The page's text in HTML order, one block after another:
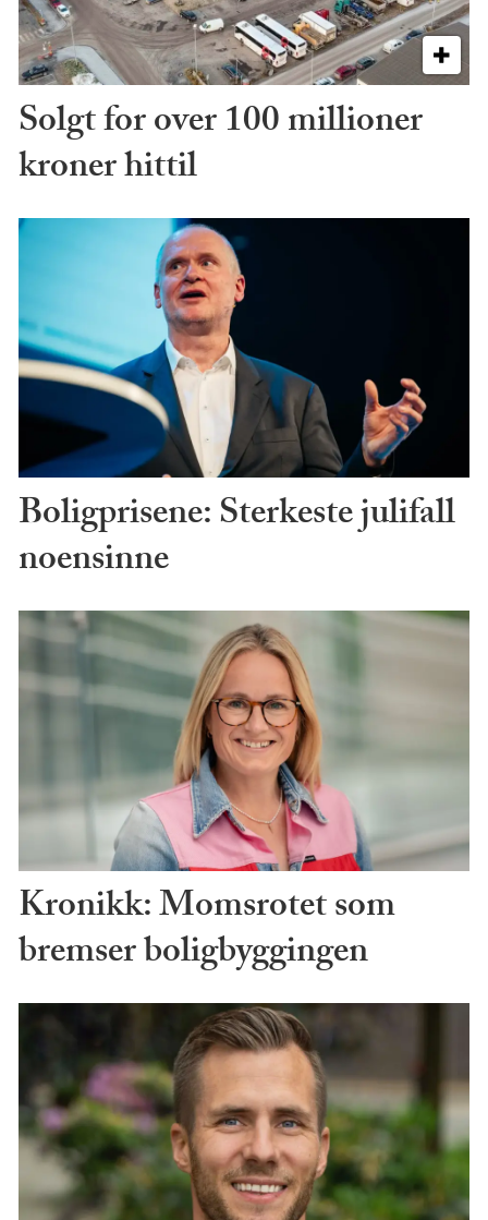
Solgt for over 100 millioner
kroner hittil
Boligprisene: Sterkeste julifall
noensinne
Kronikk: Momsrotet som
bremser boligbyggingen